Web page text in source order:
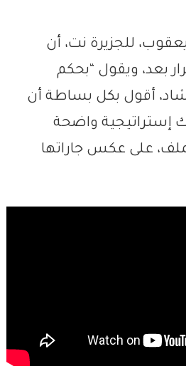
للجزيرة نت، أن
بعد، ويقول “بحكم
أقول بكل بساطة أن
إستراتيجية واضحة
على عكس جاراتها